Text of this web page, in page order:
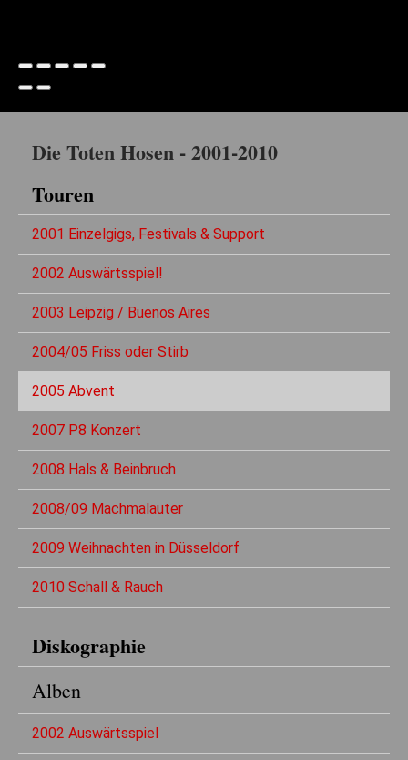
Die Toten Hosen - 2001-2010
Touren
2001 Einzelgigs, Festivals & Support
2002 Auswärtsspiel!
2003 Leipzig / Buenos Aires
2004/05 Friss oder Stirb
2005 Abvent
2007 P8 Konzert
2008 Hals & Beinbruch
2008/09 Machmalauter
2009 Weihnachten in Düsseldorf
2010 Schall & Rauch
Diskographie
Alben
2002 Auswärtsspiel